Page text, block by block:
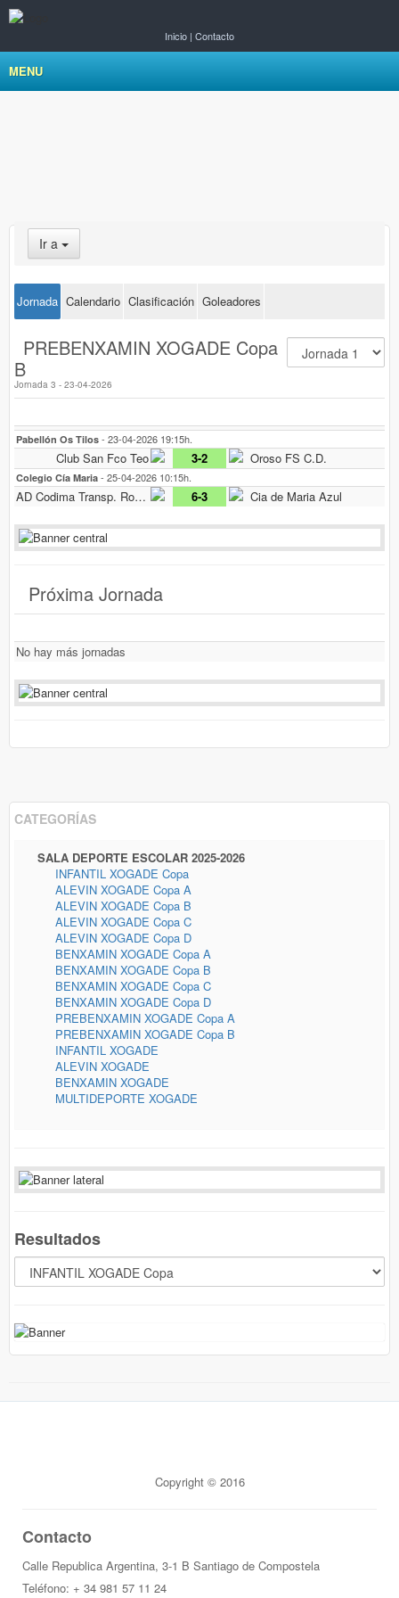
Inicio | Contacto
MENU
Ir a
Jornada Calendario Clasificación Goleadores
PREBENXAMIN XOGADE Copa
B
Jornada 3 - 23-04-2026
Pabellón Os Tilos - 23-04-2026 19:15h.
Club San Fco Teo 3-2 Oroso FS C.D.
Colegio Cía Maria - 25-04-2026 10:15h.
AD Codima Transp. Rodriguez 6-3 Cia de Maria Azul
Próxima Jornada
No hay más jornadas
CATEGORÍAS
SALA DEPORTE ESCOLAR 2025-2026
INFANTIL XOGADE Copa
ALEVIN XOGADE Copa A
ALEVIN XOGADE Copa B
ALEVIN XOGADE Copa C
ALEVIN XOGADE Copa D
BENXAMIN XOGADE Copa A
BENXAMIN XOGADE Copa B
BENXAMIN XOGADE Copa C
BENXAMIN XOGADE Copa D
PREBENXAMIN XOGADE Copa A
PREBENXAMIN XOGADE Copa B
INFANTIL XOGADE
ALEVIN XOGADE
BENXAMIN XOGADE
MULTIDEPORTE XOGADE
Resultados
Copyright © 2016
Contacto
Calle Republica Argentina, 3-1 B Santiago de Compostela
Teléfono: + 34 981 57 11 24